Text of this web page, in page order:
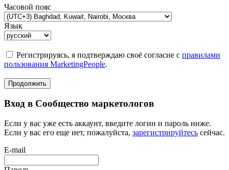
Часовой пояс
Язык
Регистрируясь, я подтверждаю своё согласие с правилами
пользования MarketingPeople.
Продолжить
Вход в Сообщество маркетологов
Если у вас уже есть аккаунт, введите логин и пароль ниже.
Если у вас его еще нет, пожалуйста, зарегистрируйтесь сейчас.
E-mail